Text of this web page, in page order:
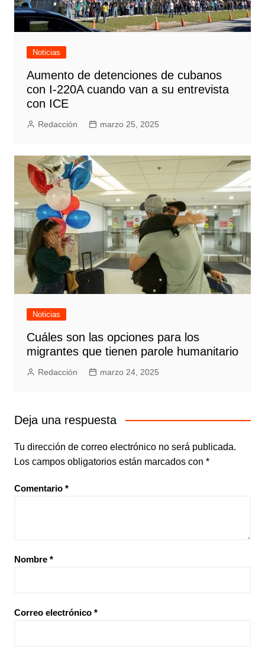
Noticias
Aumento de detenciones de cubanos
con I-220A cuando van a su entrevista
con ICE
Redacción marzo 25, 2025
Noticias
Cuáles son las opciones para los
migrantes que tienen parole humanitario
Redacción marzo 24, 2025
Deja una respuesta
Tu dirección de correo electrónico no será publicada.
Los campos obligatorios están marcados con *
Comentario *
Nombre *
Correo electrónico *